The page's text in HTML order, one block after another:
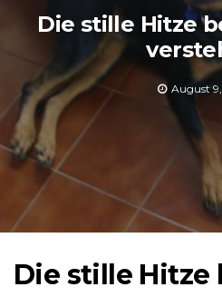
Die stille Hitze
August
Die stille Hitze